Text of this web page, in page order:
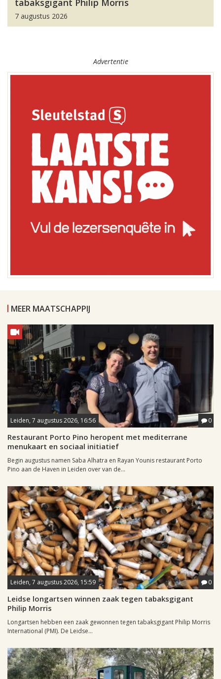
tabaksgigant Philip Morris
7 augustus 2026
Advertentie
MEER MAATSCHAPPIJ
Leiden, 7 augustus 2026, 16:56 0
Restaurant Porto Pino heropent met mediterrane
menukaart en sociaal initiatief
Begin augustus namen Saba Alhatra en Rayan Younis restaurant Porto
Pino aan de Haven in Leiden over van de...
Leiden, 7 augustus 2026, 15:59 0
Leidse longartsen winnen zaak tegen tabaksgigant
Philip Morris
Longartsen hebben een zaak gewonnen tegen tabaksgigant Philip Morris
International (PMI). De Leidse...